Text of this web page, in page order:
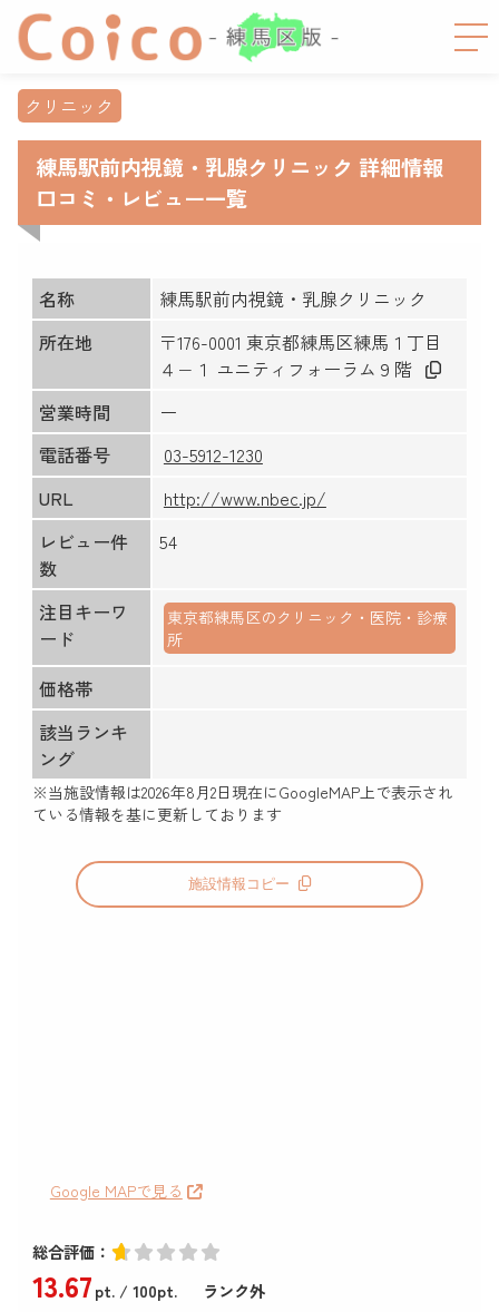
クリニック
練馬駅前内視鏡・乳腺クリニック 詳細情報
口コミ・レビュー一覧
名称
練馬駅前内視鏡・乳腺クリニック
所在地
〒176-0001 東京都練馬区練馬１丁目
４−１ ユニティフォーラム９階
営業時間
ー
電話番号
03-5912-1230
URL
http://www.nbec.jp/
レビュー件
数
54
注目キーワ
ード
東京都練馬区のクリニック・医院・診療
所
価格帯
該当ランキ
ング
※当施設情報は2026年8月2日現在にGoogleMAP上で表示され
ている情報を基に更新しております
施設情報コピー
Google MAPで見る
総合評価：
13.67pt./ 100pt. ランク外